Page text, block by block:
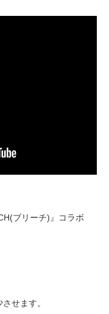
ブリーチ)』コラボ
せます。